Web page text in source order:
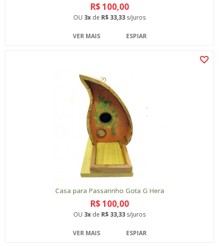
R$ 100,00
OU 3x de R$ 33,33 s/juros
VER MAIS ESPIAR
Casa para Passarinho Gota G Hera
R$ 100,00
OU 3x de R$ 33,33 s/juros
VER MAIS ESPIAR